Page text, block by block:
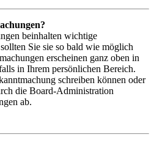
beinhalten wichtige
Sie sie so bald wie möglich
erscheinen ganz oben in
in Ihrem persönlichen Bereich.
schreiben können oder
die Board-Administration
ab.